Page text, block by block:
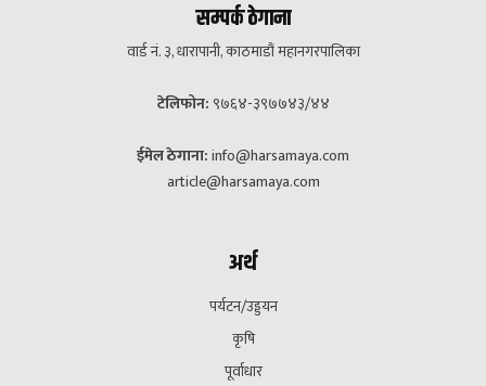
सम्पर्क ठेगाना
वार्ड नं. ३, धारापानी, काठमाडौं महानगरपालिका
टेलिफोन: ९७६४-३९७७४३/४४
ईमेल ठेगाना:info@harsamaya.com
article@harsamaya.com
अर्थ
पर्यटन/उड्डयन
कृषि
पूर्वाधार